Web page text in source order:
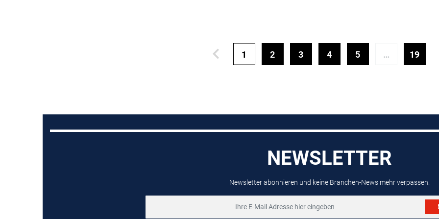
1 2 3 4 5 … 19
NEWSLETTER
Newsletter abonnieren und keine Branchen-News mehr verpassen.